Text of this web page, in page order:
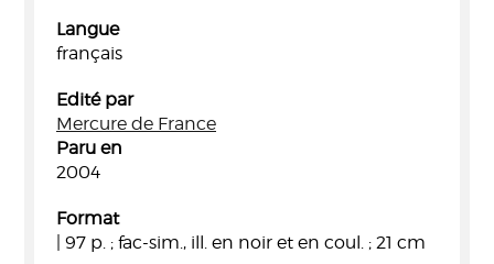
Langue
français
Edité par
Mercure de France
Paru en
2004
Format
| 97 p. ; fac-sim., ill. en noir et en coul. ; 21 cm